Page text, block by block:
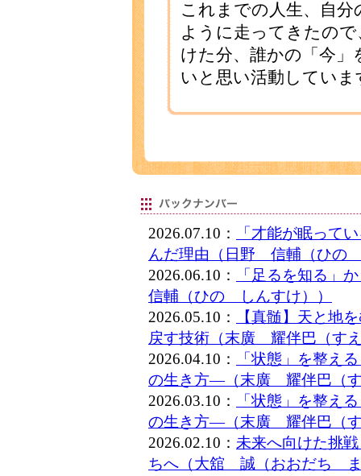
これまでの人生、自
ように走ってきたの
けた分、誰かの「今
いと思い活動していま
2026.07.10：
「才能が眠って
んだ理由（日野 信輔（ひの
2026.06.10：
「足るを知る」
信輔（ひの しんすけ））
2026.05.10：
【真髄】天と地
戻す技術（末廣 耀伴巴（す
2026.04.10：
「状態」を整え
の生き方―（末廣 耀伴巴（
2026.03.10：
「状態」を整え
の生き方―（末廣 耀伴巴（
2026.02.10： 未来へ向けた挑
ちへ（大舘 誠（おおだち